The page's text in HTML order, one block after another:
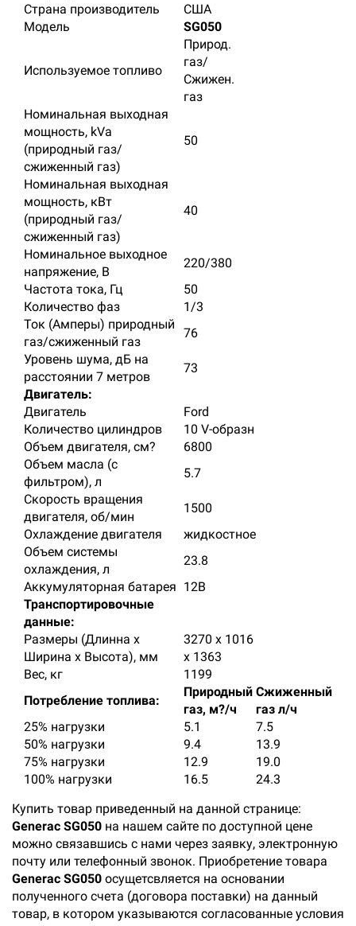
Страна производитель
США
Модель
SG050
Используемое топливо
Природ.
газ/
Сжижен.
газ
Номинальная выходная
мощность, kVa
(природный газ/
сжиженный газ)
50
Номинальная выходная
мощность, кВт
(природный газ/
сжиженный газ)
40
Номинальное выходное
напряжение, В
220/380
Частота тока, Гц
50
Количество фаз
1/3
Ток (Амперы) природный
газ/сжиженный газ
76
Уровень шума, дБ на
расстоянии 7 метров
73
Двигатель:
Двигатель
Ford
Количество цилиндров
10 V-образн
Объем двигателя, см?
6800
Объем масла (с
фильтром), л
5.7
Скорость вращения
двигателя, об/мин
1500
Охлаждение двигателя
жидкостное
Объем системы
охлаждения, л
23.8
Аккумуляторная батарея 12В
Транспортировочные
данные:
Размеры (Длинна х
Ширина х Высота), мм
3270 х 1016
х 1363
Вес, кг
1199
Потребление топлива:
Природный
газ, м?/ч
Сжиженный
газ л/ч
25% нагрузки
5.1
7.5
50% нагрузки
9.4
13.9
75% нагрузки
12.9
19.0
100% нагрузки
16.5
24.3
Купить товар приведенный на данной странице:
Generac SG050 на нашем сайте по доступной цене
можно связавшись с нами через заявку, электронную
почту или телефонный звонок. Приобретение товара
Generac SG050 осущетсвляется на основании
полученного счета (договора поставки) на данный
товар, в котором указываются согласованные условия